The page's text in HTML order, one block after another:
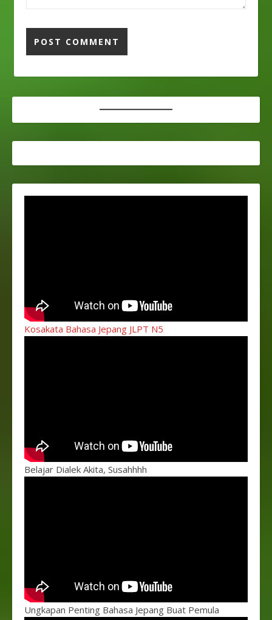
Kosakata Bahasa Jepang JLPT N5
Belajar Dialek Akita, Susahhhh
Ungkapan Penting Bahasa Jepang Buat Pemula